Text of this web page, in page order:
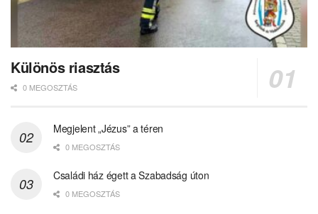
Különös riasztás
0 MEGOSZTÁS
Megjelent „Jézus” a téren
0 MEGOSZTÁS
Családi ház égett a Szabadság úton
0 MEGOSZTÁS